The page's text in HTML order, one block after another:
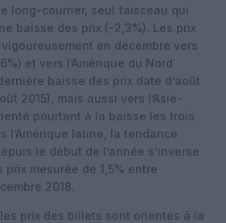
long-courrier, seul faisceau qui
baisse des prix (-2,3%). Les prix
en décembre vers
et vers l’Amérique du Nord
baisse des prix date d’août
2015), mais aussi vers l’Asie-
pourtant à la baisse les trois
l’Amérique latine, la tendance
le début de l’année s’inverse
mesurée de 1,5% entre
2018.
, les prix des billets sont orientés à la